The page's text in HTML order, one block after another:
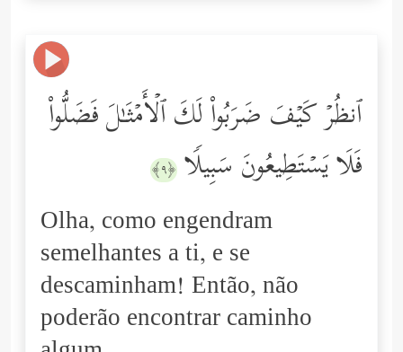
ٱنظُرۡ كَیۡفَ ضَرَبُواْ لَكَ ٱلۡأَمۡثَـٰلَ فَضَلُّواْ
فَلَا یَسۡتَطِیعُونَ سَبِیلࣰا ﴿٩﴾
Olha, como engendram
semelhantes a ti, e se
descaminham! Então, não
poderão encontrar caminho